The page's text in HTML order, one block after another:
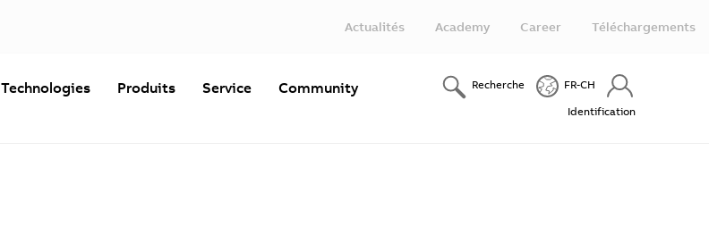
Actualités Academy Career Téléchargements
Technologies Produits Service Community Recherche FR-CH
Identification